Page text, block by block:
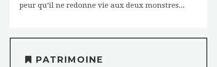
peur qu’il ne redonne vie aux deux monstres...
PATRIMOINE